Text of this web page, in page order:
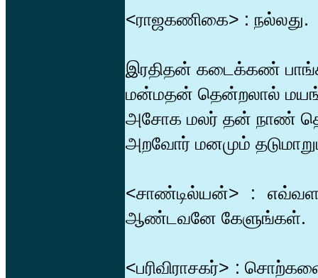
<ராஜகணிகை> : நல்லது.
இரதிதன் கடைக்கண்
மன்மதன் தென்றலால்
அசோக மலர் தன் நாண்
அறவோர் மனமும்
<சாண்டில்யன்> :
ஆண்டவனே கேளுங்கள்.
<பரிவிராசகர்> :